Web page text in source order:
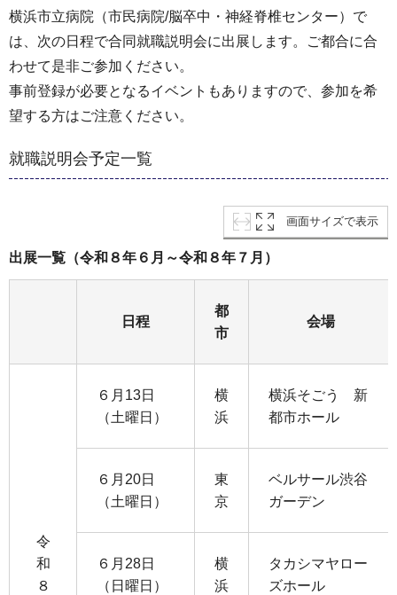
横浜市立病院（市民病院/脳卒中・神経脊椎センター）で
は、次の日程で合同就職説明会に出展します。ご都合に合
わせて是非ご参加ください。
事前登録が必要となるイベントもありますので、参加を希
望する方はご注意ください。
就職説明会予定一覧
画面サイズで表示
出展一覧（令和８年６月～令和８年７月）
日程
都
市
会場
令
和
８
６月13日
（土曜日）
横
浜
横浜そごう 新
都市ホール
６月20日
（土曜日）
東
京
ベルサール渋谷
ガーデン
６月28日
（日曜日）
横
浜
タカシマヤロー
ズホール